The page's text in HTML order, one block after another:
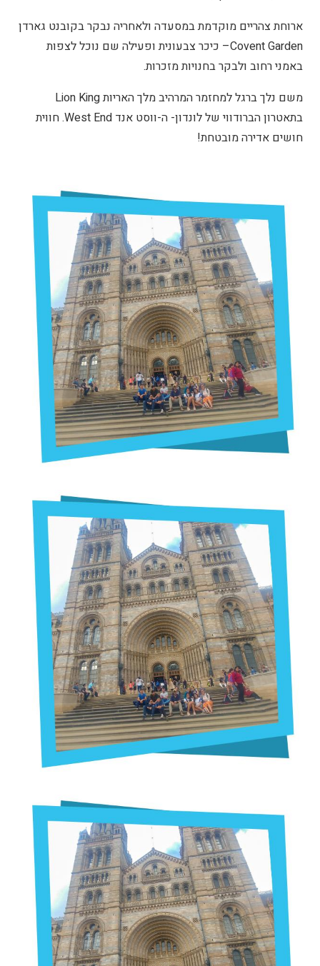
ארוחת צהריים מוקדמת במסעדה ולאחריה נבקר בקובנט גארדן
Covent Garden– כיכר צבעונית ופעילה שם נוכל לצפות
באמני רחוב ולבקר בחנויות מזכרות.
משם נלך ברגל למחזמר המרהיב מלך האריות Lion King
בתאטרון הברודווי של לונדון- ה-ווסט אנד West End. חווית
חושים אדירה מובטחת!